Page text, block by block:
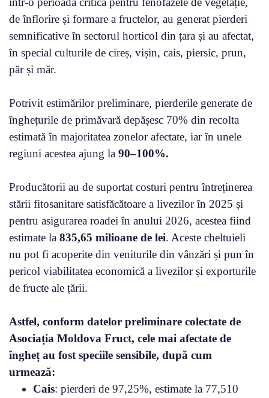
de înflorire și formare a fructelor, au generat pierderi
semnificative în sectorul horticol din țara și au afectat,
în special culturile de cireș, vișin, cais, piersic, prun,
păr și măr.
Potrivit estimărilor preliminare, pierderile generate de
înghețurile de primăvară depășesc 70% din recolta
estimată în majoritatea zonelor afectate, iar în unele
regiuni acestea ajung la 90–100%.
Producătorii au de suportat costuri pentru întreținerea
stării fitosanitare satisfăcătoare a livezilor în 2025 și
pentru asigurarea roadei în anului 2026, acestea fiind
estimate la 835,65 milioane de lei. Aceste cheltuieli
nu pot fi acoperite din veniturile din vânzări și pun în
pericol viabilitatea economică a livezilor și exporturile
de fructe ale țării.
Astfel, conform datelor preliminare colectate de
Asociația Moldova Fruct, cele mai afectate de
îngheț au fost speciile sensibile, după cum
urmează:
Cais: pierderi de 97,25%, estimate la 77,510